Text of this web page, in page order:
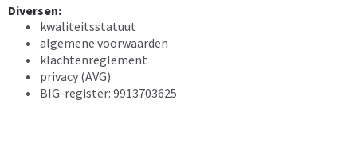
Diversen:
kwaliteitsstatuut
algemene voorwaarden
klachtenreglement
privacy (AVG)
BIG-register: 9913703625